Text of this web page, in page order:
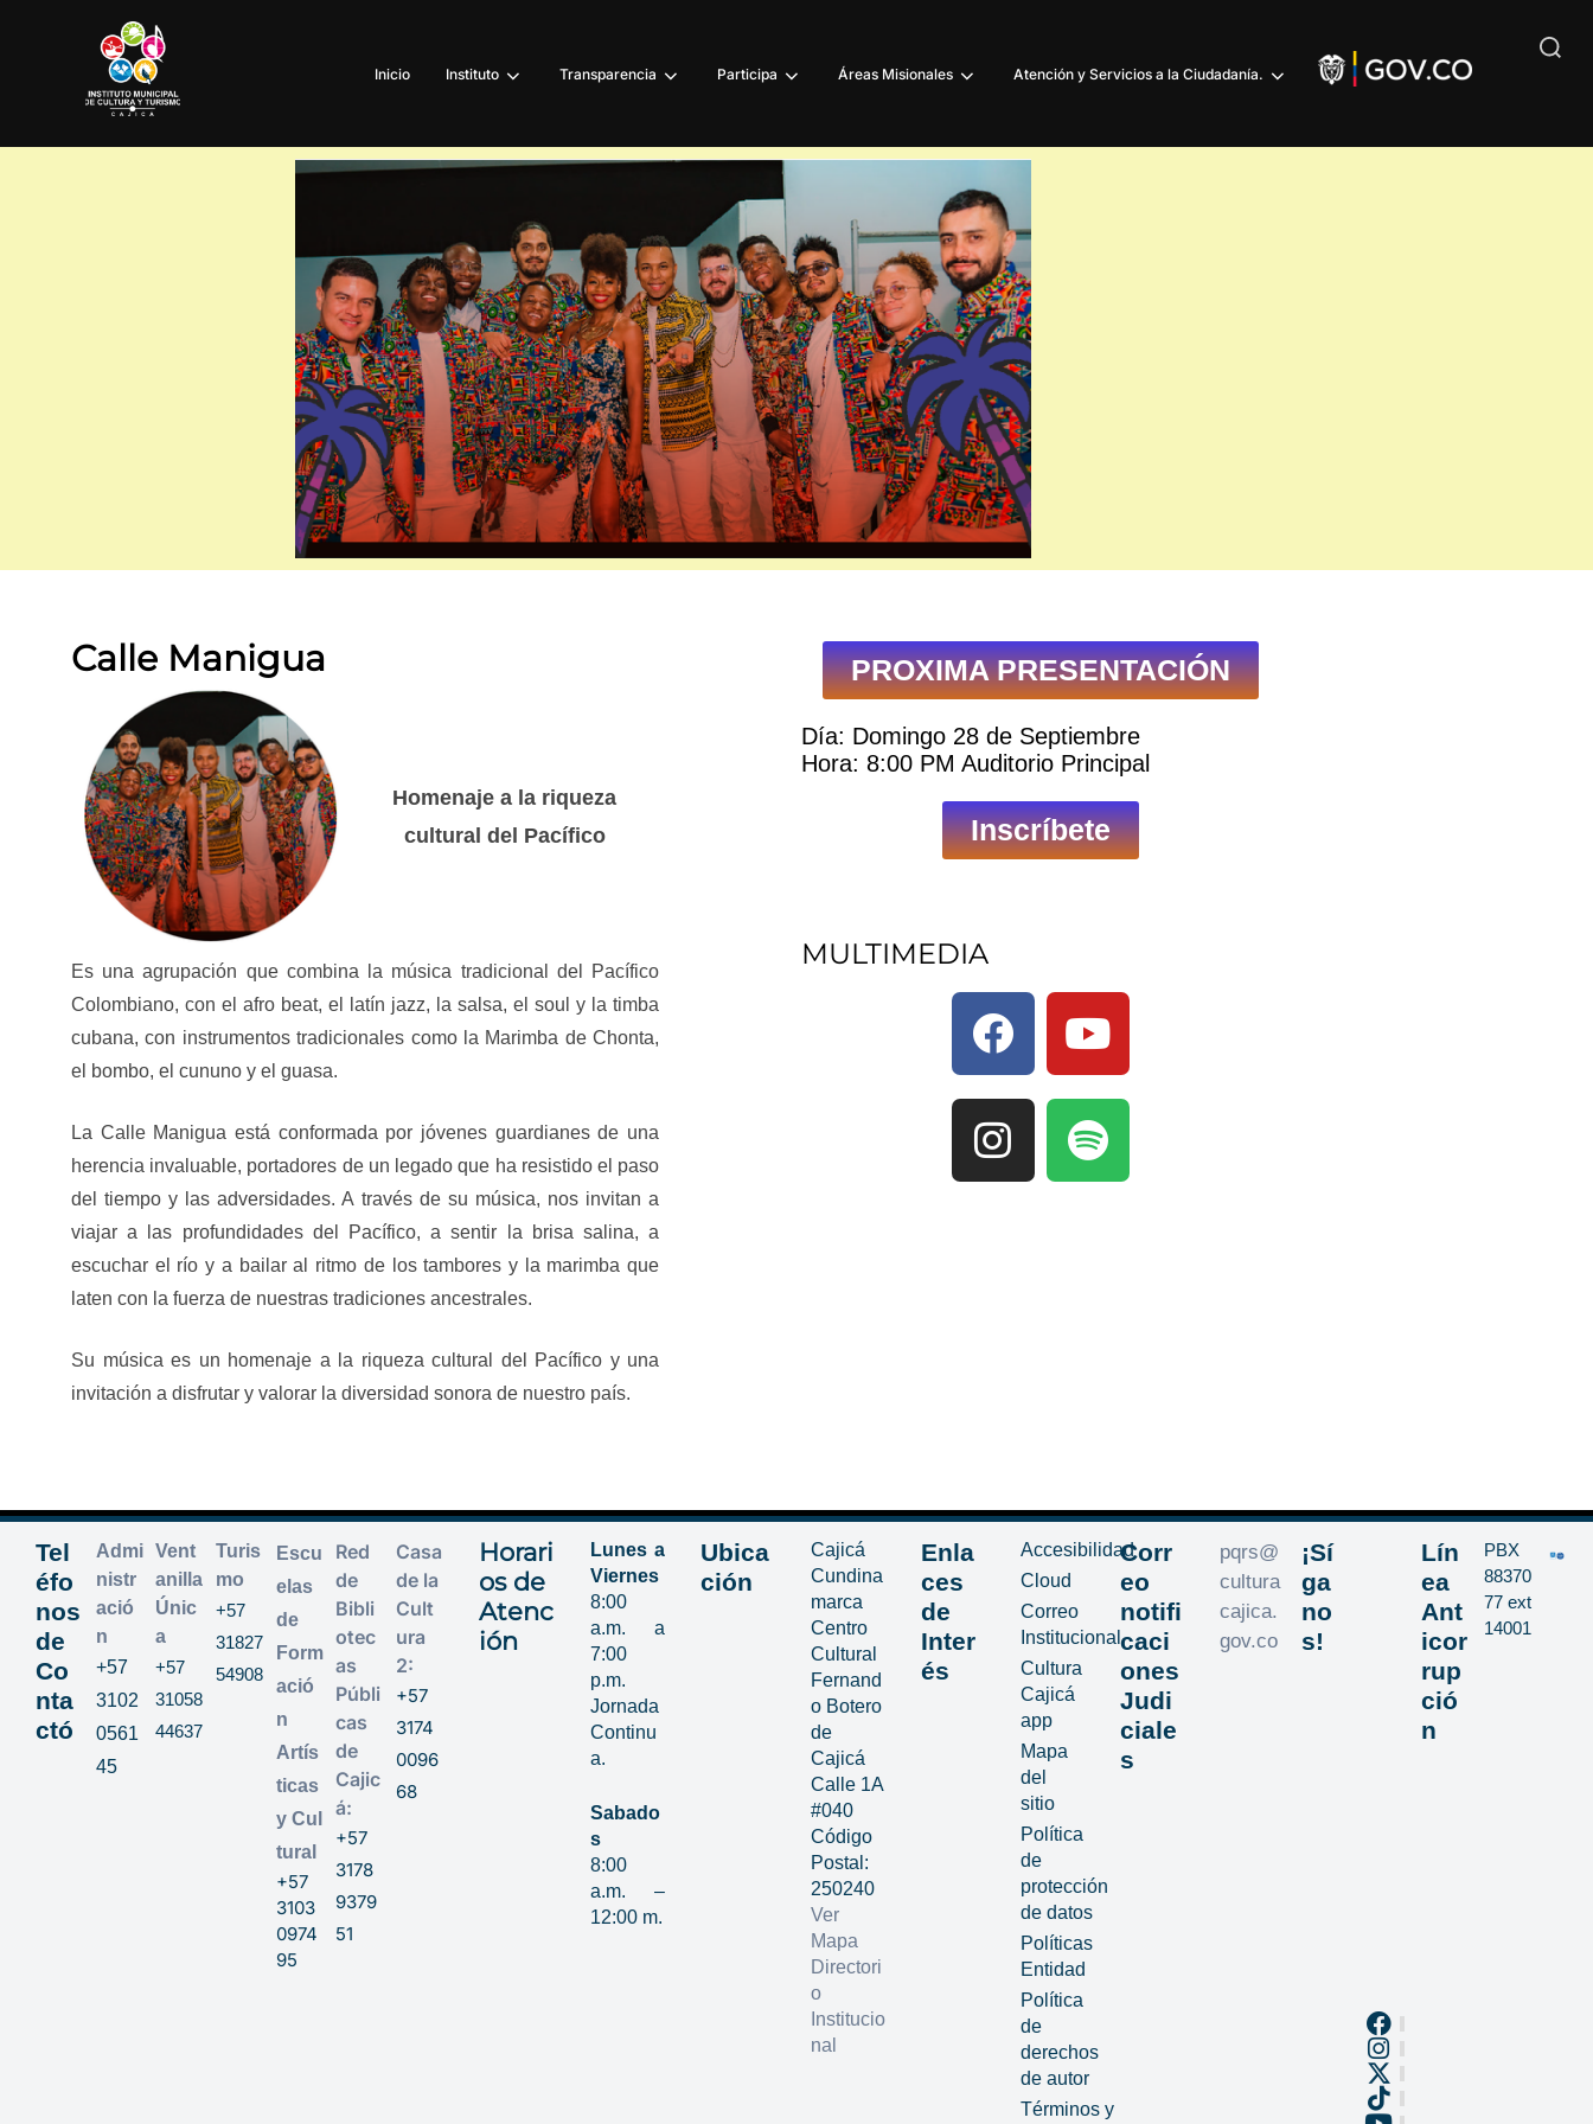
Inicio Instituto Transparencia Participa Áreas Misionales Atención y Servicios a la Ciudadanía.
Calle Manigua
Homenaje a la riqueza
cultural del Pacífico
Es una agrupación que combina la música tradicional del Pacífico
Colombiano, con el afro beat, el latín jazz, la salsa, el soul y la timba
cubana, con instrumentos tradicionales como la Marimba de Chonta,
el bombo, el cununo y el guasa.
La Calle Manigua está conformada por jóvenes guardianes de una
herencia invaluable, portadores de un legado que ha resistido el paso
del tiempo y lasadversidades. A través de su música, nos invitan a
viajar a las profundidades del
Pacífico, a sentir la brisa salina, a
escuchar el río y a bailar al ritmo de lostambores y la marimba que
laten con la fuerza de nuestras tradiciones ancestrales.
Su música es un homenaje a la riqueza cultural del Pacífico y una
invitación a disfrutar y valorar la diversidad sonora de nuestro país.
PROXIMA PRESENTACIÓN
Día: Domingo 28 de Septiembre
Hora: 8:00 PM Auditorio Principal
Inscríbete
MULTIMEDIA
Tel
éfo
nos
de
Co
nta
ctó
Admi
nistr
ació
n
+57
3102
0561
45
Vent
anilla
Únic
a
+57
31058
44637
Turis
mo
+57
31827
54908
Escu
elas
de
Form
ació
n
Artís
ticas
y Cul
tural
+57
3103
0974
95
Red
de
Bibli
otec
as
Públi
cas
de
Cajic
á:
+57
3178
9379
51
Casa
de la
Cult
ura
2:
+57
3174
0096
68
Horari
os de
Atenc
ión
Lunes a
Viernes
8:00
a.m. a
7:00
p.m.
Jornada
Continu
a.
Sabado
s
8:00
a.m. –
12:00 m.
Ubica
ción
Cajicá
Cundina
marca
Centro
Cultural
Fernand
o Botero
de
Cajicá
Calle 1A
#040
Código
Postal:
250240
Ver
Mapa
Directori
o
Institucio
nal
Enla
ces
de
Inter
és
Accesibilidad
Cloud
Correo
Institucional
Cultura
Cajicá
app
Mapa
del
sitio
Política
de
protección
de datos
Políticas
Entidad
Política
de
derechos
de autor
Términos y
Corr
eo
notifi
caci
ones
Judi
ciale
s
pqrs@
cultura
cajica.
gov.co
¡Sí
ga
no
s!
Lín
ea
Ant
icor
rup
ció
n
PBX
88370
77 ext
14001